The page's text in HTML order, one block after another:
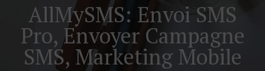
AllMySMS: Envoi SMS
Pro, Envoyer Campagne
SMS, Marketing Mobile